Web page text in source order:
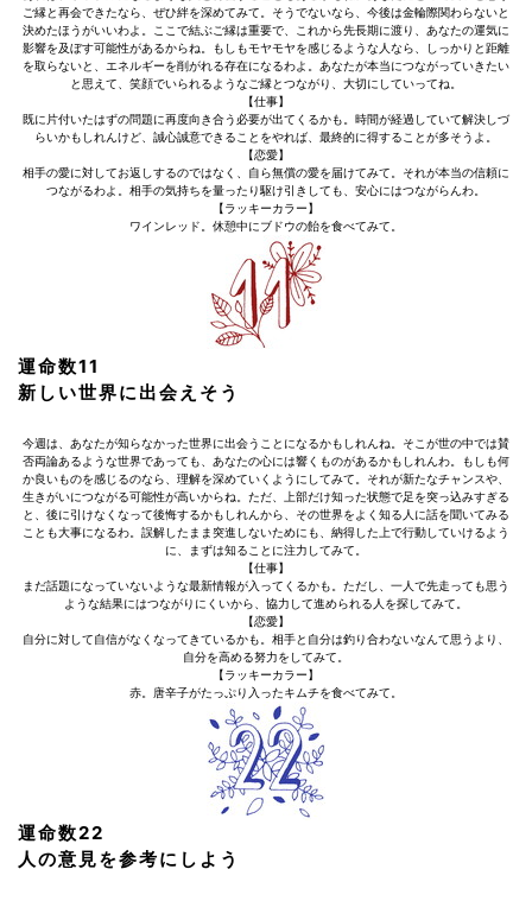
ご縁と再会できたなら、ぜひ絆を深めてみて。そうでないなら、今後は金輪際関わらないと
決めたほうがいいわよ。ここで結ぶご縁は重要で、これから先長期に渡り、あなたの運気に
影響を及ぼす可能性があるからね。もしもモヤモヤを感じるような人なら、しっかりと距離
を取らないと、エネルギーを削がれる存在になるわよ。あなたが本当につながっていきたい
と思えて、笑顔でいられるようなご縁とつながり、大切にしていってね。
【仕事】
既に片付いたはずの問題に再度向き合う必要が出てくるかも。時間が経過していて解決しづ
らいかもしれんけど、誠心誠意できることをやれば、最終的に得することが多そうよ。
【恋愛】
相手の愛に対してお返しするのではなく、自ら無償の愛を届けてみて。それが本当の信頼に
つながるわよ。相手の気持ちを量ったり駆け引きしても、安心にはつながらんわ。
【ラッキーカラー】
ワインレッド。休憩中にブドウの飴を食べてみて。
運命数11
新しい世界に出会えそう
今週は、あなたが知らなかった世界に出会うことになるかもしれんね。そこが世の中では賛
否両論あるような世界であっても、あなたの心には響くものがあるかもしれんわ。もしも何
か良いものを感じるのなら、理解を深めていくようにしてみて。それが新たなチャンスや、
生きがいにつながる可能性が高いからね。ただ、上部だけ知った状態で足を突っ込みすぎる
と、後に引けなくなって後悔するかもしれんから、その世界をよく知る人に話を聞いてみる
ことも大事になるわ。誤解したまま突進しないためにも、納得した上で行動していけるよう
に、まずは知ることに注力してみて。
【仕事】
まだ話題になっていないような最新情報が入ってくるかも。ただし、一人で先走っても思う
ような結果にはつながりにくいから、協力して進められる人を探してみて。
【恋愛】
自分に対して自信がなくなってきているかも。相手と自分は釣り合わないなんて思うより、
自分を高める努力をしてみて。
【ラッキーカラー】
赤。唐辛子がたっぷり入ったキムチを食べてみて。
運命数22
人の意見を参考にしよう